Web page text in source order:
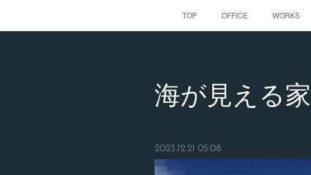
TOP OFFICE WORKS
海が見える家
2023.12.21 05:08